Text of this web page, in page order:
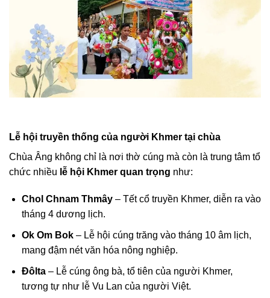
Lễ hội truyền thống của người Khmer tại chùa
Chùa Âng không chỉ là nơi thờ cúng mà còn là trung tâm tổ
chức nhiều lễ hội Khmer quan trọng như:
Chol Chnam Thmây– Tết cổ truyền Khmer, diễn ra vào
tháng 4 dương lịch.
Ok Om Bok– Lễ hội cúng trăng vào tháng 10 âm lịch,
mang đậm nét văn hóa nông nghiệp.
Đôlta– Lễ cúng ông bà, tổ tiên của người Khmer,
tương tự như lễ Vu Lan của người Việt.